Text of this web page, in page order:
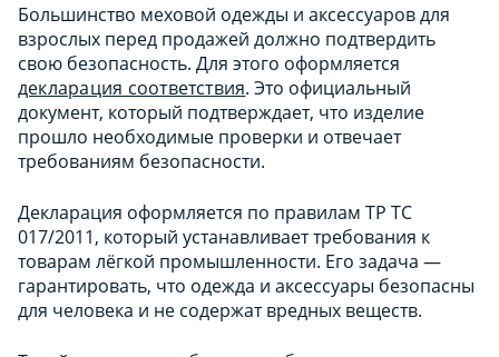
Большинство меховой одежды и аксессуаров для
взрослых перед продажей должно подтвердить
свою безопасность. Для этого оформляется
декларация соответствия. Это официальный
документ, который подтверждает, что изделие
прошло необходимые проверки и отвечает
требованиям безопасности.
Декларация оформляется по правилам ТР ТС
017/2011, который устанавливает требования к
товарам лёгкой промышленности. Его задача —
гарантировать, что одежда и аксессуары безопасны
для человека и не содержат вредных веществ.